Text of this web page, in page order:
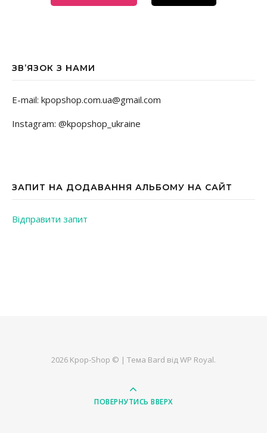
ЗВ’ЯЗОК З НАМИ
E-mail: kpopshop.com.ua@gmail.com
Instagram: @kpopshop_ukraine
ЗАПИТ НА ДОДАВАННЯ АЛЬБОМУ НА САЙТ
Відправити запит
2026 Kpop-Shop © | Тема Bard відWP Royal.
ПОВЕРНУТИСЬ ВВЕРХ